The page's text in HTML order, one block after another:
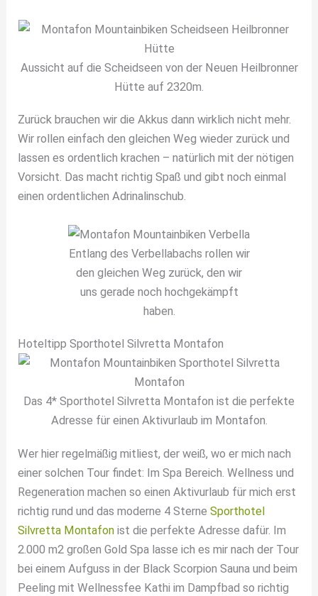
Aussicht auf die Scheidseen von der Neuen Heilbronner
Hütte auf 2320m.
Zurück brauchen wir die Akkus dann wirklich nicht mehr.
Wir rollen einfach den gleichen Weg wieder zurück und
lassen es ordentlich krachen – natürlich mit der nötigen
Vorsicht. Das macht richtig Spaß und gibt noch einmal
einen ordentlichen Adrinalinschub.
Entlang des Verbellabachs rollen wir
den gleichen Weg zurück, den wir
uns gerade noch hochgekämpft
haben.
Hoteltipp Sporthotel Silvretta Montafon
Das 4* Sporthotel Silvretta Montafon ist die perfekte
Adresse für einen Aktivurlaub im Montafon.
Wer hier regelmäßig mitliest, der weiß, wo er mich nach
einer solchen Tour findet: Im Spa Bereich. Wellness und
Regeneration machen so einen Aktivurlaub für mich erst
richtig rund und das moderne 4 SterneSporthotel
Silvretta Montafon ist die perfekte Adresse dafür. Im
2.000 m2 großen Gold Spa lasse ich es mir nach der Tour
bei einem Aufguss in der Black Scorpion Sauna und beim
Peeling mit Wellnessfee Kathi im Dampfbad so richtig